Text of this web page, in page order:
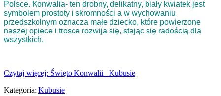
Polsce. Konwalia- ten drobny, delikatny, biały kwiatek jest
symbolem prostoty i skromności a w wychowaniu
przedszkolnym oznacza małe dziecko, które powierzone
naszej opiece i trosce rozwija się, stając się radością dla
wszystkich.
Czytaj więcej: Święto Konwalii_ Kubusie
Kategoria: Kubusie